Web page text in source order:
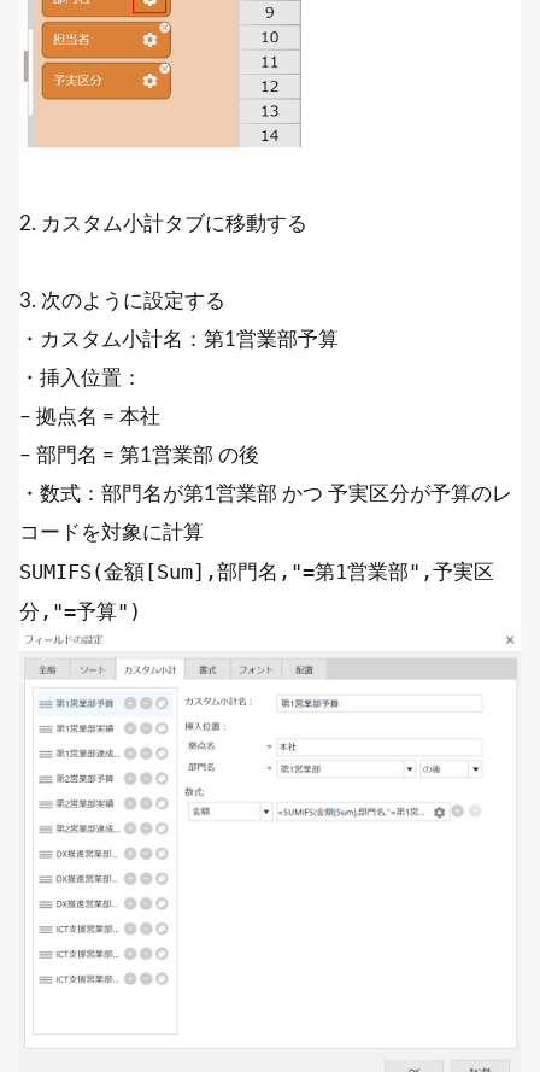
2. カスタム小計タブに移動する
3. 次のように設定する
・カスタム小計名：第1営業部予算
・挿入位置：
– 拠点名 = 本社
– 部門名 = 第1営業部 の後
・数式：部門名が第1営業部 かつ 予実区分が予算のレ
コードを対象に計算
SUMIFS (金額[Sum],部門名, "=第1営業部" ,予実区
分, "=予算" )